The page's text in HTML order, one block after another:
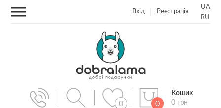
Вхід Реєстрація
UA
RU
0 0
Кошик
0 грн